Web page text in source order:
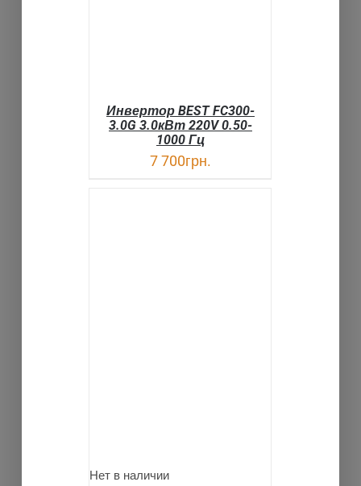
Инвертор BEST FC300-
3.0G 3.0кВт 220V 0.50-
1000 Гц
7 700грн.
Нет в наличии